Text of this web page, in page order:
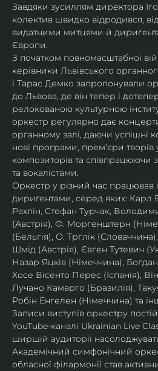
Завдяки зусиллям директора
колектив швидко відродився,
видатними митцями й
Європи.
З початком повномасштабної
керівники Львівського
і Тарас Демко запропонували
до Львова, де він тепер і
релокованою культурною
оркестр регулярно дає
органному залі, даючи успішні
нові програми, прем’єри творів
композиторів та співпрацюючи
та вокалістами.
Оркестр у різний час працював
дириґентами, серед яких: Карл
Рахлін, Стефан Турчак,
(Австрія), Ф. Моргенштерн
(Бельгія), О. Трглік
Шмід (Австрія), Євген Тутевич
Назар Яцків (Німеччина),
Хосе Вісенто Перес (Іспанія),
Лучано Камарго (Бразилія),
Робін Енгелен (Німеччина) та
Записи виступів оркестру
YouTube-каналі Ukrainian Live
ширшій аудиторії
Академічний симфонічний
обласної філармонії став